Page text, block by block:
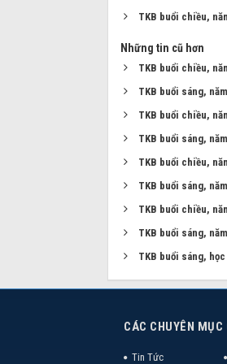
TKB buổi chiều,
Những tin cũ hơn
TKB buổi chiều,
TKB buổi sáng,
TKB buổi chiều,
TKB buổi sáng,
TKB buổi chiều,
TKB buổi sáng,
TKB buổi chiều,
TKB buổi sáng,
TKB buổi sáng,
CÁC CHUYÊN MỤC
Tin Tức